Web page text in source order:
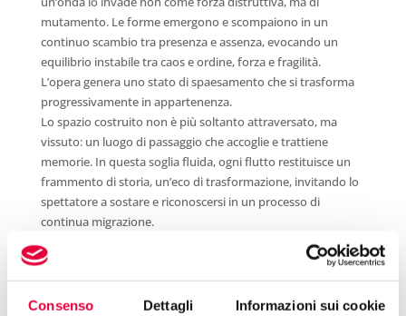
Consenso Dettagli Informazioni sui cookie
mutamento. Le forme emergono e scompaiono in un
continuo scambio tra presenza e assenza, evocando un
equilibrio instabile tra caos e ordine, forza e fragilità.
L’opera genera uno stato di spaesamento che si trasforma
progressivamente in appartenenza.
Lo spazio costruito non è più soltanto attraversato, ma
vissuto: un luogo di passaggio che accoglie e trattiene
memorie. In questa soglia fluida, ogni flutto restituisce un
frammento di storia, un’eco di trasformazione, invitando lo
spettatore a sostare e riconoscersi in un processo di
continua migrazione.